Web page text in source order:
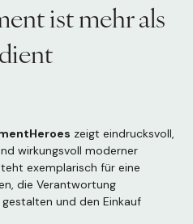
ist mehr als
zeigt eindrucksvoll,
wirkungsvoll moderner
exemplarisch für eine
die Verantwortung
und den Einkauf